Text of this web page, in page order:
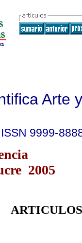
Arte
ISSN 9999-
2005